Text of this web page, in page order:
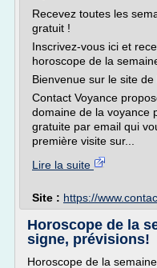
Recevez toutes les
gratuit !
Inscrivez-vous ici et
horoscope de la
Bienvenue sur le site
Contact Voyance
domaine de la voyance
gratuite par email qui
première visite sur...
Lire la suite
Site : https://
Horoscope de la
signe, prévisions!
Horoscope de la